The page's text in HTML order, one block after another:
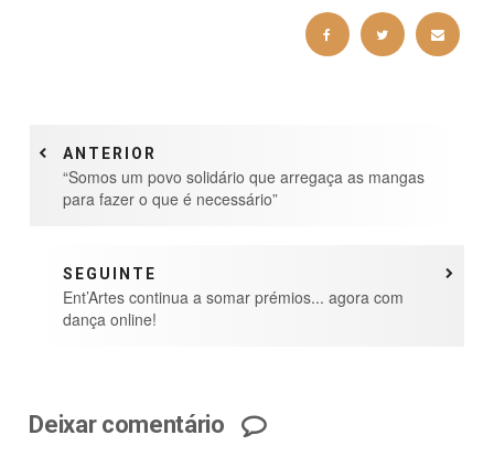
ANTERIOR
“Somos um povo solidário que arregaça as mangas
para fazer o que é necessário”
SEGUINTE
Ent’Artes continua a somar prémios... agora com
dança online!
Deixar comentário